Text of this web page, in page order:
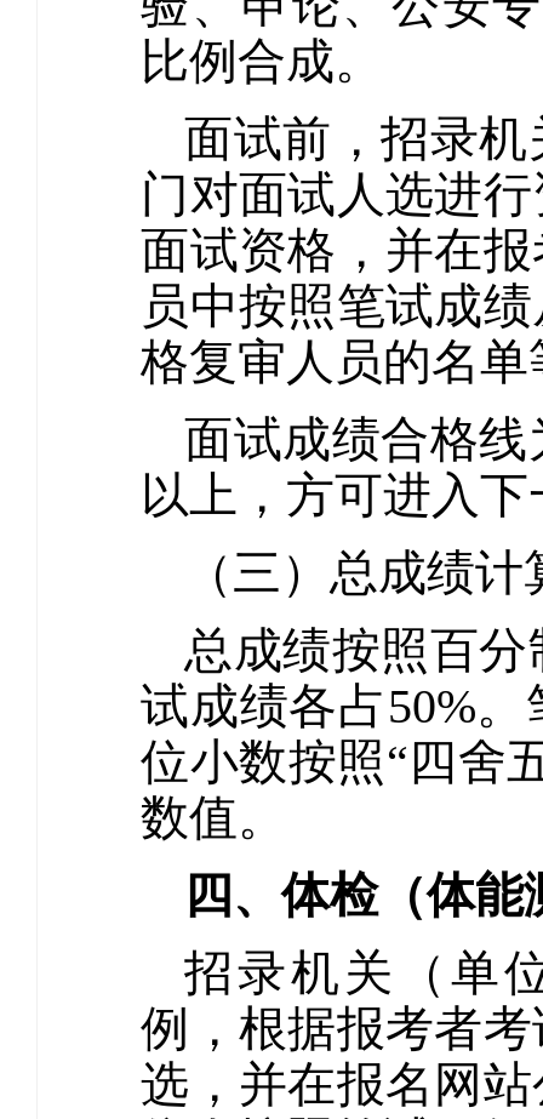
比例合成。
面试前，招录
门对面试人选进
面试资格，并在
员中按照笔试成
格复审人员的名
面试成绩合格
以上，方可进入
（三）总成绩
总成绩按照百
试成绩各占50%
位小数按照“四舍
数值。
四、体检（体能
招录机关（单
例，根据报考者
选，并在报名网